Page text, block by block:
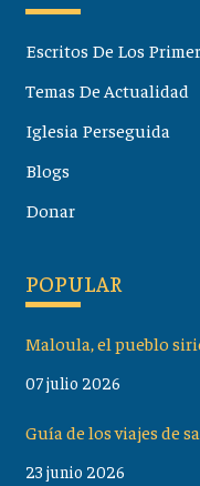
Escritos De Los
Temas De Actualidad
Iglesia Perseguida
Blogs
Donar
POPULAR
Maloula, el pueblo
07 julio 2026
Guía de los viajes de
23 junio 2026